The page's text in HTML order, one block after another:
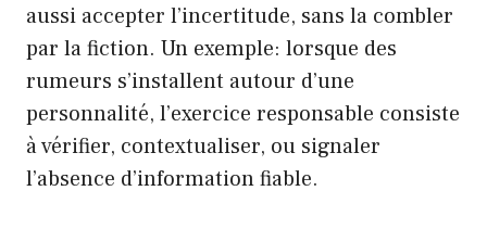
aussi accepter l’incertitude, sans la combler
par la fiction. Un exemple: lorsque des
rumeurs s’installent autour d’une
personnalité, l’exercice responsable consiste
à vérifier, contextualiser, ou signaler
l’absence d’information fiable.